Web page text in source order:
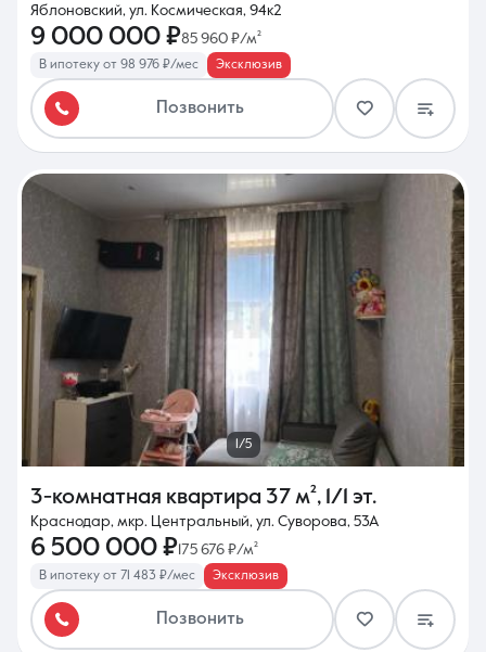
Яблоновский, ул. Космическая, 94к2
9 000 000 ₽85 960 ₽/м²
В ипотеку от 98 976 ₽/мес Эксклюзив
Позвонить
1/5
3-комнатная квартира 37 м², 1/1 эт.
Краснодар, мкр. Центральный, ул. Суворова, 53А
6 500 000 ₽175 676 ₽/м²
В ипотеку от 71 483 ₽/мес Эксклюзив
Позвонить